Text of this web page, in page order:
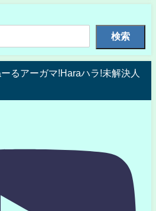
検索
るアーガマ!Haraハラ!未解決人